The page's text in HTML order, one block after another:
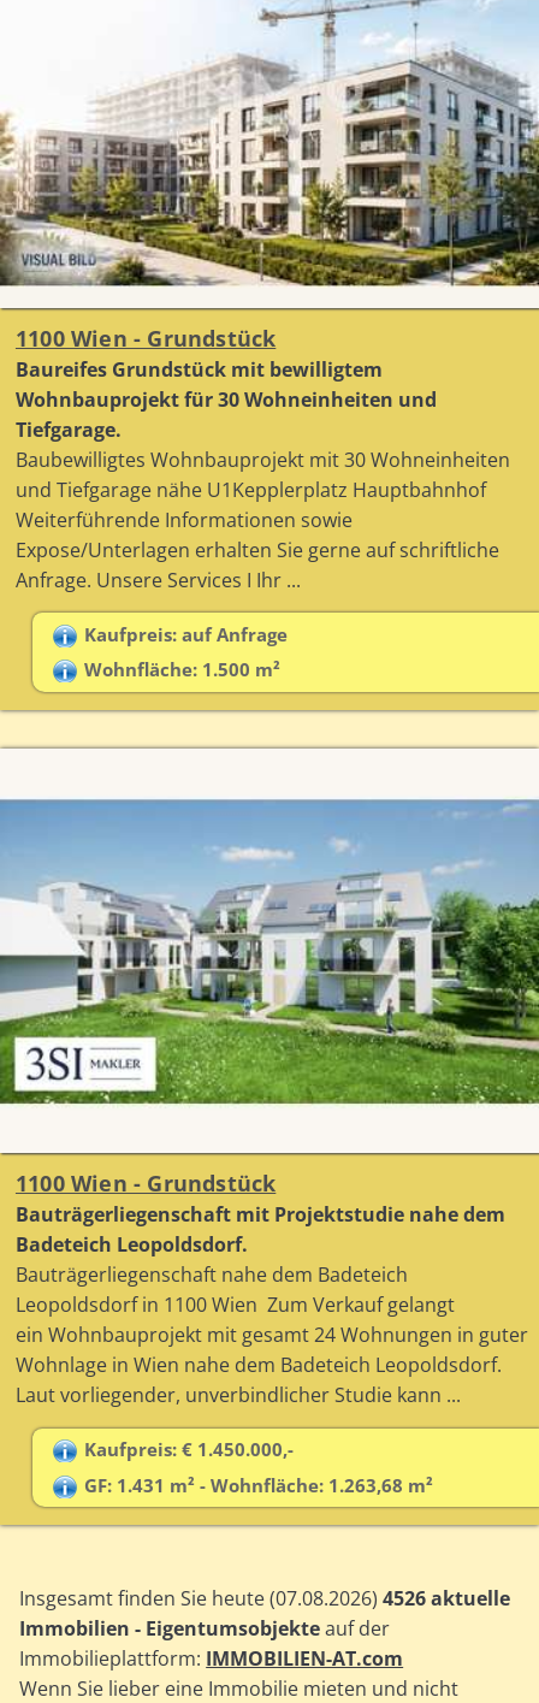
1100 Wien - Grundstück
Baureifes Grundstück mit bewilligtem
Wohnbauprojekt für 30 Wohneinheiten und
Tiefgarage.
Baubewilligtes Wohnbauprojekt mit 30 Wohneinheiten
und Tiefgarage nähe U1Kepplerplatz Hauptbahnhof
Weiterführende Informationen sowie
Expose/Unterlagen erhalten Sie gerne auf schriftliche
Anfrage. Unsere Services I Ihr ...
Kaufpreis: auf Anfrage
Wohnfläche: 1.500 m²
1100 Wien - Grundstück
Bauträgerliegenschaft mit Projektstudie nahe dem
Badeteich Leopoldsdorf.
Bauträgerliegenschaft nahe dem Badeteich
Leopoldsdorf in 1100 Wien Zum Verkauf gelangt
ein Wohnbauprojekt mit gesamt 24 Wohnungen in guter
Wohnlage in Wien nahe dem Badeteich Leopoldsdorf.
Laut vorliegender, unverbindlicher Studie kann ...
Kaufpreis: € 1.450.000,-
GF: 1.431 m² - Wohnfläche: 1.263,68 m²
Insgesamt finden Sie heute (07.08.2026)4526 aktuelle
Immobilien - Eigentumsobjekteauf der
Immobilieplattform: IMMOBILIEN-AT.com
Wenn Sie lieber eine Immobilie mieten und nicht